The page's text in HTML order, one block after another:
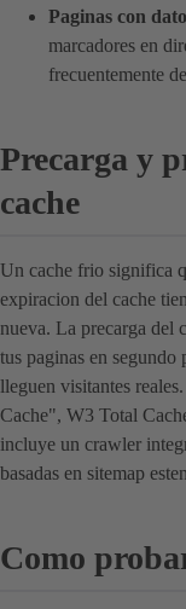
Paginas con
marcadores en
frecuentemente
Precarga y
cache
Un cache frio significa
expiracion del cache
nueva. La precarga del
tus paginas en segundo
lleguen visitantes
Cache", W3 Total
incluye un crawler
basadas en sitemap
Como